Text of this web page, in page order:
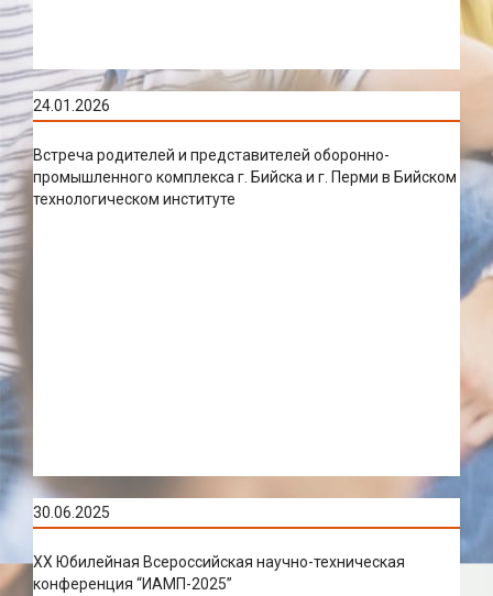
24.01.2026
Встреча родителей и представителей оборонно-
промышленного комплекса г. Бийска и г. Перми в Бийском
технологическом институте
30.06.2025
XX Юбилейная Всероссийская научно-техническая
конференция “ИАМП-2025”